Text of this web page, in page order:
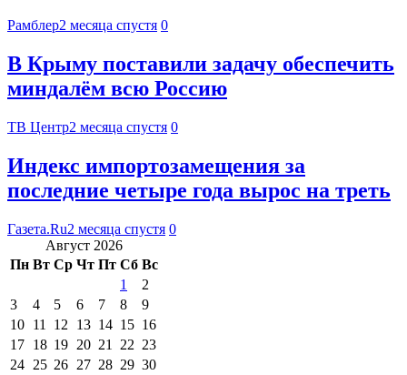
Рамблер2 месяца спустя 0
В Крыму поставили задачу обеспечить
миндалём всю Россию
ТВ Центр2 месяца спустя 0
Индекс импортозамещения за
последние четыре года вырос на треть
Газета.Ru2 месяца спустя 0
Август 2026
Пн Вт Ср Чт Пт Сб Вс
1
2
3
4 5 6 7 8
9
10 11 12 13 14 15 16
17 18 19 20 21 22 23
24 25 26 27 28 29 30